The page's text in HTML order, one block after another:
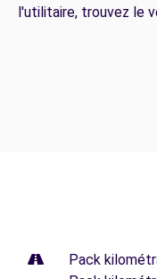
l'utilitaire, trouvez le
Pack